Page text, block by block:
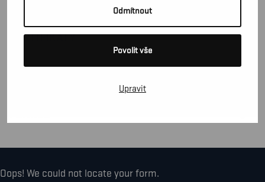
Odmítnout
Povolit vše
Upravit
CERTIFIKÁTY
Oops! We could not locate your form.